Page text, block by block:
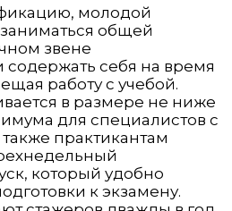
молодой
общей
звене
содержать себя на время
работу с учебой.
в размере не ниже
для специалистов с
практикантам
который удобно
к экзамену.